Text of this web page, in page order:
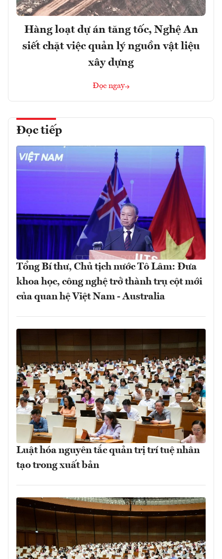
Hàng loạt dự án tăng tốc, Nghệ An
siết chặt việc quản lý nguồn vật liệu
xây dựng
Đọc ngay
Đọc tiếp
Tổng Bí thư, Chủ tịch nước Tô Lâm: Đưa
khoa học, công nghệ trở thành trụ cột mới
của quan hệ Việt Nam - Australia
Luật hóa nguyên tắc quản trị trí tuệ nhân
tạo trong xuất bản